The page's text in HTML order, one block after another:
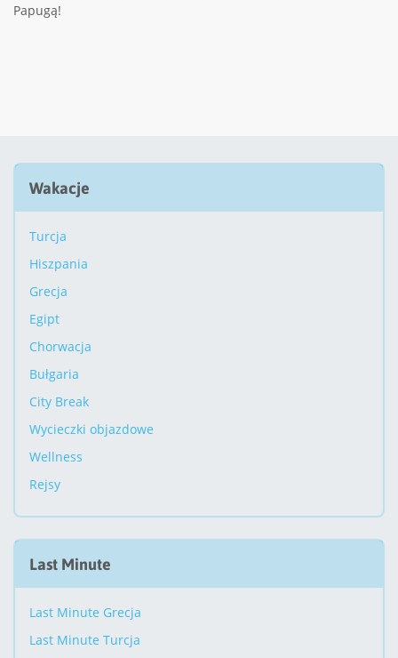
Papugą!
Wakacje
Turcja
Hiszpania
Grecja
Egipt
Chorwacja
Bułgaria
City Break
Wycieczki objazdowe
Wellness
Rejsy
Last Minute
Last Minute Grecja
Last Minute Turcja